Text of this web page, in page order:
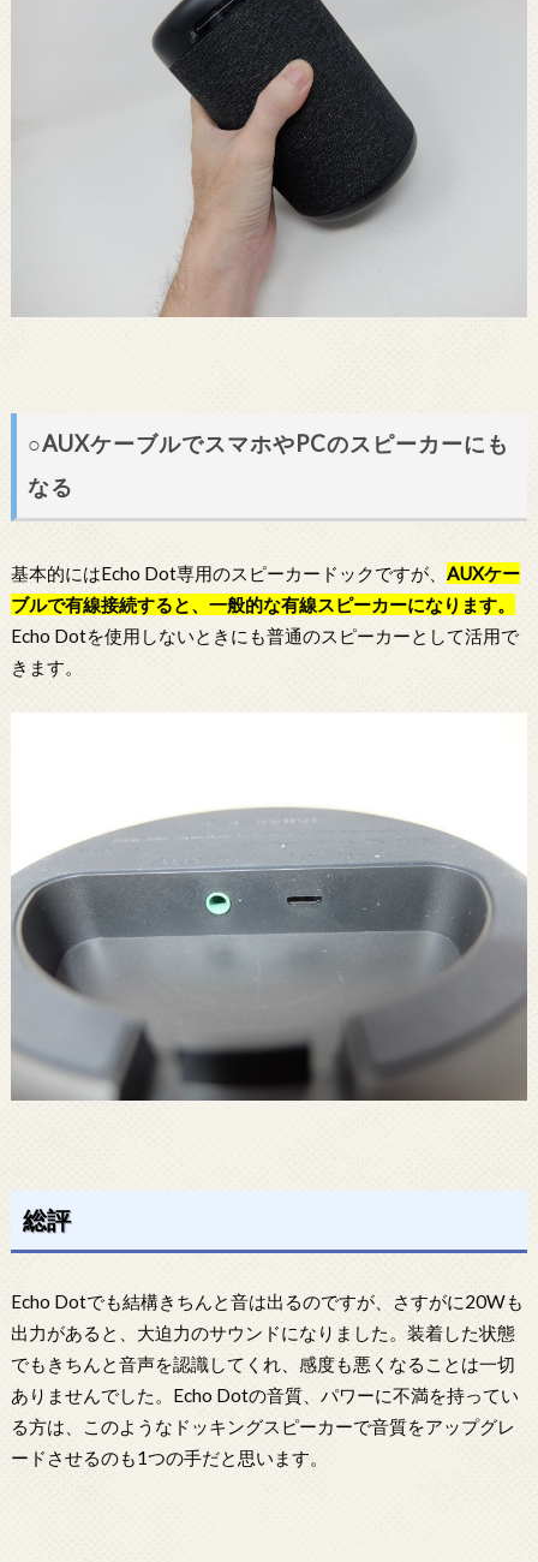
○AUXケーブルでスマホやPCのスピーカーにも
なる
基本的にはEcho Dot専用のスピーカードックですが、 AUXケー
ブルで有線接続すると、一般的な有線スピーカーになります。
Echo Dotを使用しないときにも普通のスピーカーとして活用で
きます。
総評
Echo Dotでも結構きちんと音は出るのですが、さすがに20Wも
出力があると、大迫力のサウンドになりました。装着した状態
でもきちんと音声を認識してくれ、感度も悪くなることは一切
ありませんでした。Echo Dotの音質、パワーに不満を持ってい
る方は、このようなドッキングスピーカーで音質をアップグレ
ードさせるのも1つの手だと思います。